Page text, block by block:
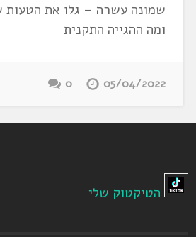
שמונה עשרה – גלו את הטעות
ומה ההגייה התקנית
05/04/2022
0
הטיקטוק שלי